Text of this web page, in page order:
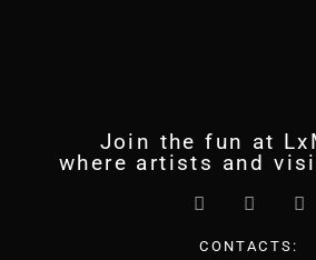
Join the fun at
where artists and
CONTACTS: